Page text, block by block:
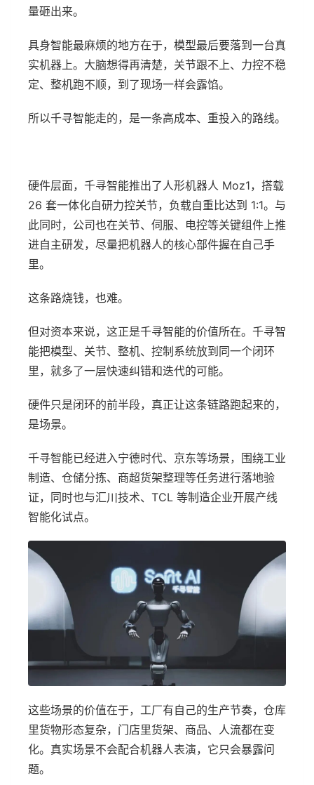
量砸出来。
具身智能最麻烦的地方在于，模型最后要落到一台真
实机器上。大脑想得再清楚，关节跟不上、力控不稳
定、整机跑不顺，到了现场一样会露馅。
所以千寻智能走的，是一条高成本、重投入的路线。
硬件层面，千寻智能推出了人形机器人 Moz1，搭载
26 套一体化自研力控关节，负载自重比达到 1:1。与
此同时，公司也在关节、伺服、电控等关键组件上推
进自主研发，尽量把机器人的核心部件握在自己手
里。
这条路烧钱，也难。
但对资本来说，这正是千寻智能的价值所在。千寻智
能把模型、关节、整机、控制系统放到同一个闭环
里，就多了一层快速纠错和迭代的可能。
硬件只是闭环的前半段，真正让这条链路跑起来的，
是场景。
千寻智能已经进入宁德时代、京东等场景，围绕工业
制造、仓储分拣、商超货架整理等任务进行落地验
证，同时也与汇川技术、TCL 等制造企业开展产线
智能化试点。
这些场景的价值在于，工厂有自己的生产节奏，仓库
里货物形态复杂，门店里货架、商品、人流都在变
化。真实场景不会配合机器人表演，它只会暴露问
题。